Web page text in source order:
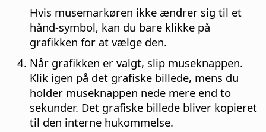
Hvis musemarkøren ikke ændrer sig til et
hånd-symbol, kan du bare klikke på
grafikken for at vælge den.
Når grafikken er valgt, slip museknappen.
Klik igen på det grafiske billede, mens du
holder museknappen nede mere end to
sekunder. Det grafiske billede bliver kopieret
til den interne hukommelse.